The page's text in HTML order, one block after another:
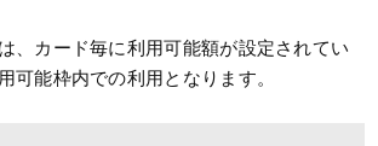
、カード毎に利用可能額が設定されてい
可能枠内での利用となります。